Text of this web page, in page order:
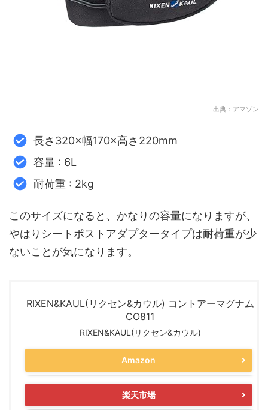
出典：アマゾン
長さ320×幅170×高さ220mm
容量 : 6L
耐荷重 : 2kg
このサイズになると、かなりの容量になりますが、
やはりシートポストアダプタータイプは耐荷重が少
ないことが気になります。
RIXEN&KAUL(リクセン&カウル) コントアーマグナム
CO811
RIXEN&KAUL(リクセン&カウル)
Amazon
楽天市場